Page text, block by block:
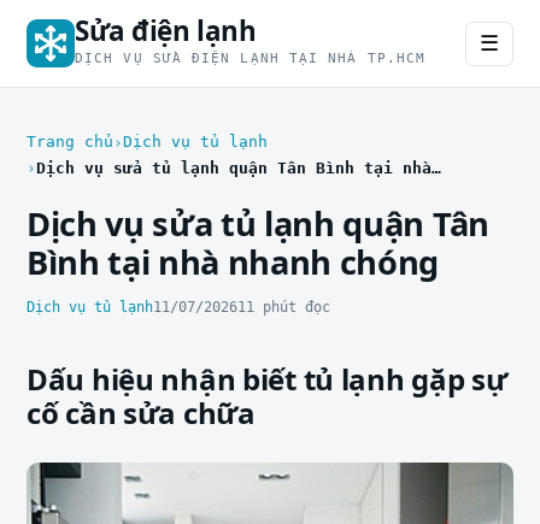
Sửa điện lạnh
DỊCH VỤ SỬA ĐIỆN LẠNH TẠI NHÀ TP.HCM
☰
Trang chủ Dịch vụ tủ lạnh
Dịch vụ sửa tủ lạnh quận Tân Bình tại nhà nhanh chóng
Dịch vụ sửa tủ lạnh quận Tân
Bình tại nhà nhanh chóng
Dịch vụ tủ lạnh11/07/202611 phút đọc
Dấu hiệu nhận biết tủ lạnh gặp sự
cố cần sửa chữa